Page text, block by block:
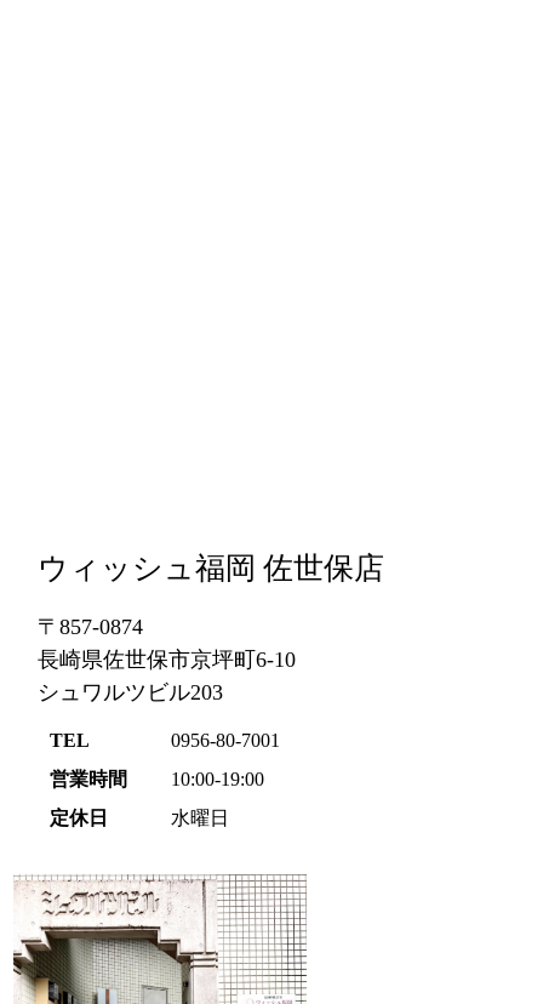
ウィッシュ福岡 佐世保店
〒857-0874
長崎県佐世保市京坪町6-10
シュワルツビル203
TEL
0956-80-7001
営業時間
10:00-19:00
定休日
水曜日